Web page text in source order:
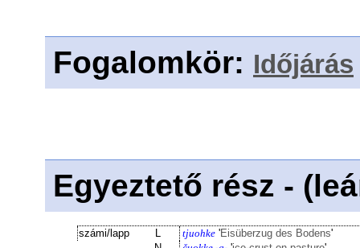
Fogalomkör: Időjárás
Egyeztető rész -
számi/lapp L tjuohke 'Eisüberzug des Bodens'